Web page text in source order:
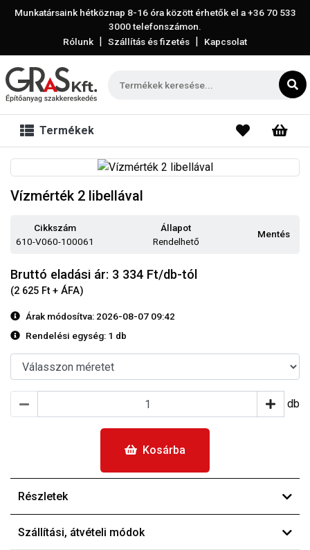
Munkatársaink hétköznap 8-16 óra között érhetők el a+36 70 533
3000telefonszámon.
Rólunk | Szállítás és fizetés | Kapcsolat
Termékek
Vízmérték 2 libellával
Cikkszám
610-V060-100061
Állapot
Rendelhető
Mentés
Bruttó eladási ár: 3 334 Ft/db-tól
(2 625 Ft + ÁFA)
Árak módosítva: 2026-08-07 09:42
Rendelési egység: 1 db
db
Kosárba
Részletek
Szállítási, átvételi módok